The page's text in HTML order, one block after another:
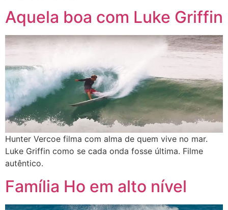
Aquela boa com Luke Griffin
Hunter Vercoe filma com alma de quem vive no mar.
Luke Griffin como se cada onda fosse última. Filme
autêntico.
Família Ho em alto nível